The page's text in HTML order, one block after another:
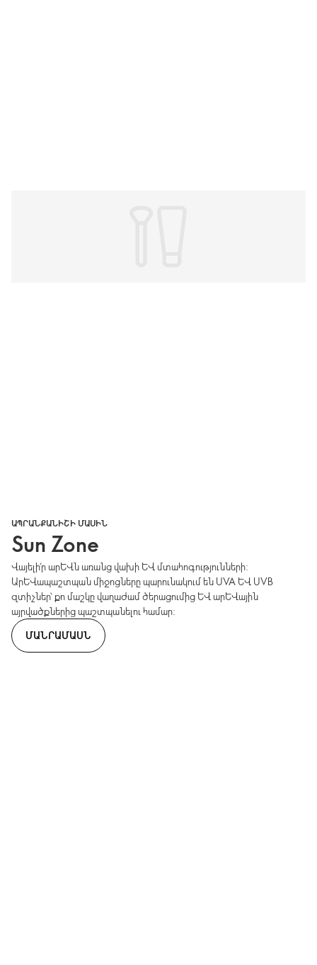
ԱՊՐԱՆՔԱՆԻՇԻ ՄԱՍԻՆ
Sun Zone
Վայելի՛ր արևն առանց վախի և մտահոգությունների:
Արևապաշտպան միջոցները պարունակում են UVA և UVB
զտիչներ՝ քո մաշկը վաղաժամ ծերացումից և արևային
այրվածքներից պաշտպանելու համար:
ՄԱՆՐԱՄԱՍՆ